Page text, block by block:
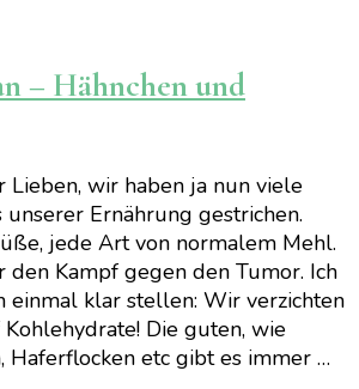
– Hähnchen und
Lieben, wir haben ja nun viele
Ernährung gestrichen.
jede Art von normalem Mehl.
den Kampf gegen den Tumor. Ich
einmal klar stellen: Wir verzichten
Die guten, wie
Haferflocken etc gibt es immer …